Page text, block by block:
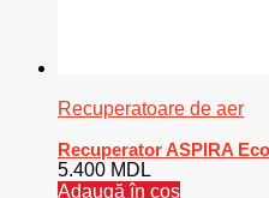
Recuperatoare de aer
Recuperator ASPIRA
5.400 MDL
Adaugă în coș